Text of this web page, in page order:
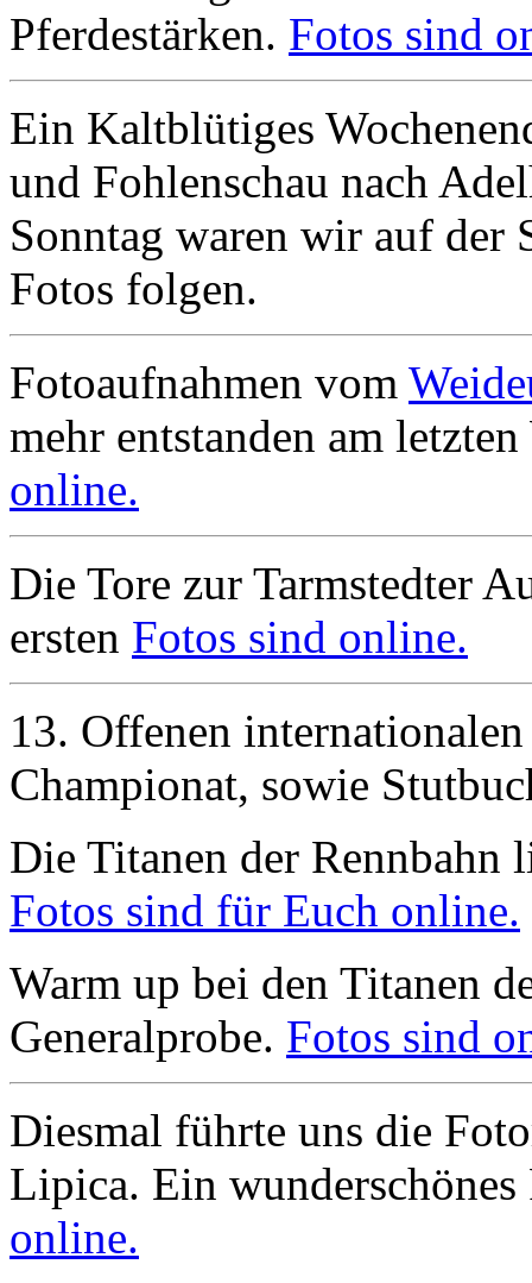
Pferdestärken. Fotos sind
Ein Kaltblütiges
und Fohlenschau nach
Sonntag waren wir auf der
Fotos folgen.
Fotoaufnahmen vom
mehr entstanden am
online.
Die Tore zur Tarmstedter
ersten Fotos sind online.
13. Offenen
Championat, sowie
Die Titanen der Rennbahn
Fotos sind für Euch online.
Warm up bei den Titanen
Generalprobe. Fotos sind
Diesmal führte uns die
Lipica. Ein
online.